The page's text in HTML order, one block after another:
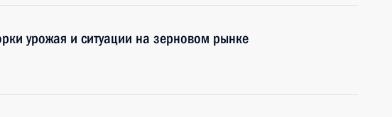
урожая и ситуации на зерновом рынке